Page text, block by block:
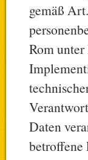
gemäß
Rom
Daten
betroffene